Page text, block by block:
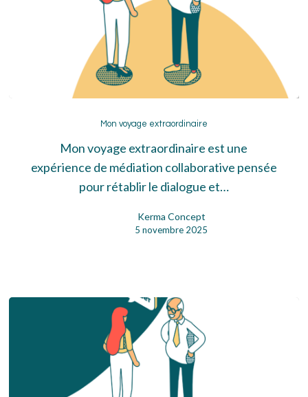
voyage
extraordinaire
Mon voyage extraordinaire
Mon voyage extraordinaire est une
expérience de médiation collaborative pensée
pour rétablir le dialogue et…
Kerma Concept
5 novembre 2025